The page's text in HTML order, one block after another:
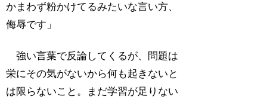
かまわず粉かけてるみたいな言い方、
侮辱です」
強い言葉で反論してくるが、問題は
栄にその気がないから何も起きないと
は限らないこと。まだ学習が足りない